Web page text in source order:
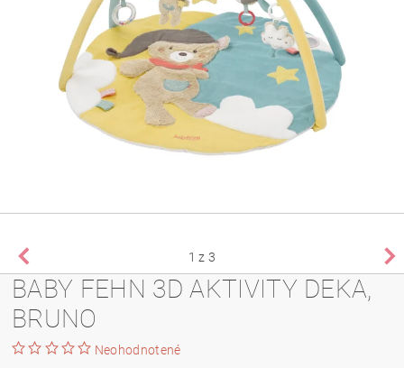
1 z 3
BABY FEHN 3D AKTIVITY DEKA,
BRUNO
Neohodnotené